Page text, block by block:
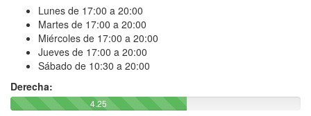
Lunes de 17:00 a 20:00
Martes de 17:00 a 20:00
Miércoles de 17:00 a 20:00
Jueves de 17:00 a 20:00
Sábado de 10:30 a 20:00
Derecha:
4.25